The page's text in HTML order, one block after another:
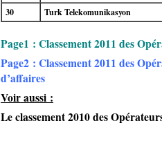
30
Turk Telekomunikasyon
Page1 : Classement 2011 des
Page2 : Classement 2011 des
d’affaires
Voir aussi :
Le classement 2010 des